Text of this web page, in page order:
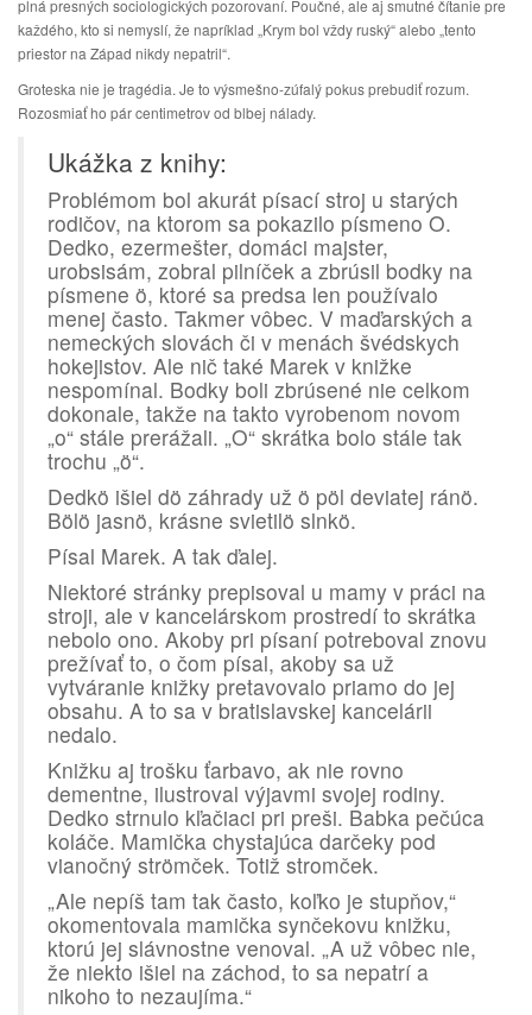
plná presných sociologických pozorovaní. Poučné, ale aj smutné čítanie pre
každého, kto si nemyslí, že napríklad „Krym bol vždy ruský“ alebo „tento
priestor na Západ nikdy nepatril“.
Groteska nie je tragédia. Je to výsmešno-zúfalý pokus prebudiť rozum.
Rozosmiať ho pár centimetrov od blbej nálady.
Ukážka z knihy:
Problémom bol akurát písací stroj u starých
rodičov, na ktorom sa pokazilo písmeno O.
Dedko, ezermešter, domáci majster,
urobsisám, zobral pilníček a zbrúsil bodky na
písmene ö, ktoré sa predsa len používalo
menej často. Takmer vôbec. V maďarských a
nemeckých slovách či v menách švédskych
hokejistov. Ale nič také Marek v knižke
nespomínal. Bodky boli zbrúsené nie celkom
dokonale, takže na takto vyrobenom novom
„o“ stále prerážali. „O“ skrátka bolo stále tak
trochu „ö“.
Dedkö išiel dö záhrady už ö pöl deviatej ránö.
Bölö jasnö, krásne svietilö slnkö.
Písal Marek. A tak ďalej.
Niektoré stránky prepisoval u mamy v práci na
stroji, ale v kancelárskom prostredí to skrátka
nebolo ono. Akoby pri písaní potreboval znovu
prežívať to, o čom písal, akoby sa už
vytváranie knižky pretavovalo priamo do jej
obsahu. A to sa v bratislavskej kancelárii
nedalo.
Knižku aj trošku ťarbavo, ak nie rovno
dementne, ilustroval výjavmi svojej rodiny.
Dedko strnulo kľačiaci pri preši. Babka pečúca
koláče. Mamička chystajúca darčeky pod
vianočný strömček. Totiž stromček.
„Ale nepíš tam tak často, koľko je stupňov,“
okomentovala mamička synčekovu knižku,
ktorú jej slávnostne venoval. „A už vôbec nie,
že niekto išiel na záchod, to sa nepatrí a
nikoho to nezaujíma.“